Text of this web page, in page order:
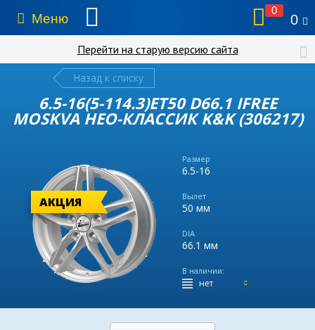
Меню
0
0
Перейти на старую версию сайта
Назад к списку
6.5-16(5-114.3)ET50 D66.1 IFREE
MOSKVA НЕО-КЛАССИК K&K (306217)
Размер
6.5-16
Вылет
50 мм
DIA
66.1 мм
В наличии:
нет
АКЦИЯ